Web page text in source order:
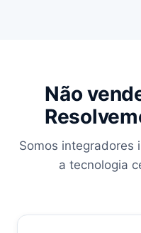
Não
Somos integradores
a tecnologia